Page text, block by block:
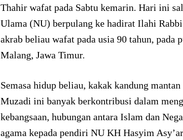
Thahir wafat pada Sabtu kemarin. Hari ini
Ulama (NU) berpulang ke hadirat Ilahi
akrab beliau wafat pada usia 90 tahun, pada
Malang, Jawa Timur.
Semasa hidup beliau, kakak kandung
Muzadi ini banyak berkontribusi dalam
kebangsaan, hubungan antara Islam dan
agama kepada pendiri NU KH Hasyim